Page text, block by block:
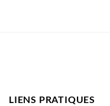
LIENS PRATIQUES